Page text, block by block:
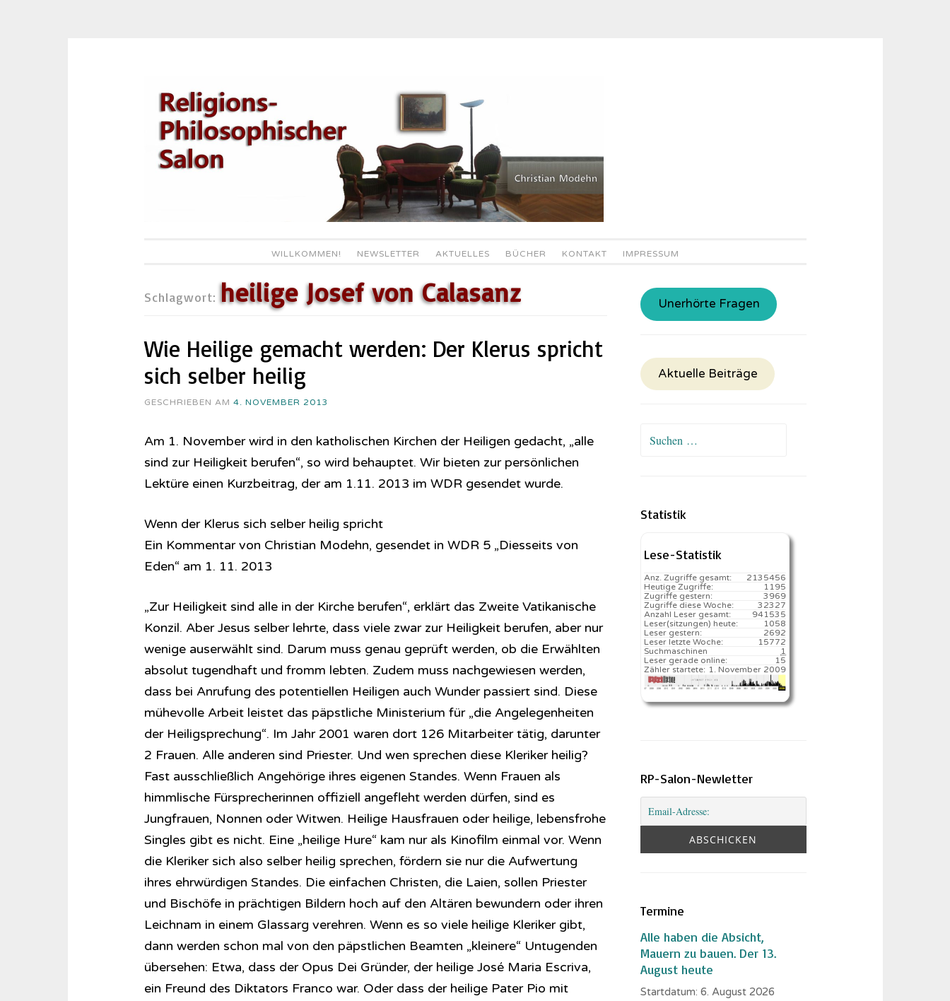
Inhalt
springen
WILLKOMMEN! NEWSLETTER AKTUELLES BÜCHER KONTAKT IMPRESSUM
Schlagwort: heilige Josef von Calasanz
Wie Heilige gemacht werden: Der Klerus spricht
sich selber heilig
GESCHRIEBEN AM 4. NOVEMBER 2013
Am 1. November wird in den katholischen Kirchen der Heiligen gedacht, „alle
sind zur Heiligkeit berufen“, so wird behauptet. Wir bieten zur persönlichen
Lektüre einen Kurzbeitrag, der am 1.11. 2013 im WDR gesendet wurde.
Wenn der Klerus sich selber heilig spricht
Ein Kommentar von Christian Modehn, gesendet in WDR 5 „Diesseits von
Eden“ am 1. 11. 2013
„Zur Heiligkeit sind alle in der Kirche berufen“, erklärt das Zweite Vatikanische
Konzil. Aber Jesus selber lehrte, dass viele zwar zur Heiligkeit berufen, aber nur
wenige auserwählt sind. Darum muss genau geprüft werden, ob die Erwählten
absolut tugendhaft und fromm lebten. Zudem muss nachgewiesen werden,
dass bei Anrufung des potentiellen Heiligen auch Wunder passiert sind. Diese
mühevolle Arbeit leistet das päpstliche Ministerium für „die Angelegenheiten
der Heiligsprechung“. Im Jahr 2001 waren dort 126 Mitarbeiter tätig, darunter
2 Frauen. Alle anderen sind Priester. Und wen sprechen diese Kleriker heilig?
Fast ausschließlich Angehörige ihres eigenen Standes. Wenn Frauen als
himmlische Fürsprecherinnen offiziell angefleht werden dürfen, sind es
Jungfrauen, Nonnen oder Witwen. Heilige Hausfrauen oder heilige, lebensfrohe
Singles gibt es nicht. Eine „heilige Hure“ kam nur als Kinofilm einmal vor. Wenn
die Kleriker sich also selber heilig sprechen, fördern sie nur die Aufwertung
ihres ehrwürdigen Standes. Die einfachen Christen, die Laien, sollen Priester
und Bischöfe in prächtigen Bildern hoch auf den Altären bewundern oder ihren
Leichnam in einem Glassarg verehren. Wenn es so viele heilige Kleriker gibt,
dann werden schon mal von den päpstlichen Beamten „kleinere“ Untugenden
übersehen: Etwa, dass der Opus Dei Gründer, der heilige José Maria Escriva,
ein Freund des Diktators Franco war. Oder dass der heilige Pater Pio mit
Unerhörte Fragen
Aktuelle Beiträge
Suchen
Statistik
Lese-Statistik
2135456
Anz. Zugriffe gesamt:
1195
Heutige Zugriffe:
3969
Zugriffe gestern:
32327
Zugriffe diese Woche:
941535
Anzahl Leser gesamt:
1058️
Leser(sitzungen) heute:
2692
Leser gestern:
15772️
Leser letzte Woche:
1
Suchmaschinen
15
Leser gerade online:
1. November 2009
Zähler startete:
RP-Salon-Newletter
Termine
Alle haben die Absicht,
Mauern zu bauen. Der 13.
August heute
Startdatum:6. August 2026